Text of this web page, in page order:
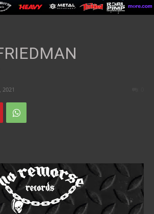
2021